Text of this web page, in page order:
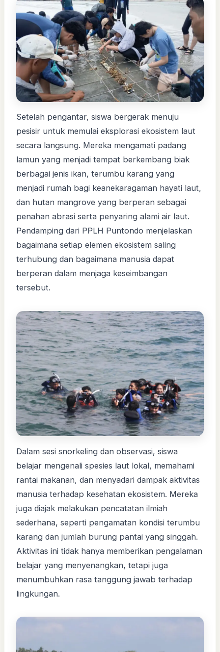
Setelah pengantar, siswa bergerak menuju
pesisir untuk memulai eksplorasi ekosistem laut
secara langsung. Mereka mengamati padang
lamun yang menjadi tempat berkembang biak
berbagai jenis ikan, terumbu karang yang
menjadi rumah bagi keanekaragaman hayati laut,
dan hutan mangrove yang berperan sebagai
penahan abrasi serta penyaring alami air laut.
Pendamping dari PPLH Puntondo menjelaskan
bagaimana setiap elemen ekosistem saling
terhubung dan bagaimana manusia dapat
berperan dalam menjaga keseimbangan
tersebut.
Dalam sesi snorkeling dan observasi, siswa
belajar mengenali spesies laut lokal, memahami
rantai makanan, dan menyadari dampak aktivitas
manusia terhadap kesehatan ekosistem. Mereka
juga diajak melakukan pencatatan ilmiah
sederhana, seperti pengamatan kondisi terumbu
karang dan jumlah burung pantai yang singgah.
Aktivitas ini tidak hanya memberikan pengalaman
belajar yang menyenangkan, tetapi juga
menumbuhkan rasa tanggung jawab terhadap
lingkungan.